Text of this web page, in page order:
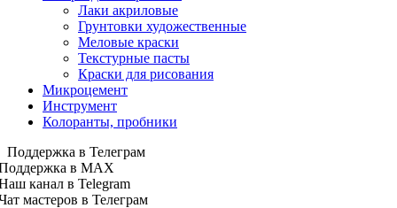
Лаки акриловые
Грунтовки художественные
Меловые краски
Текстурные пасты
Краски для рисования
Микроцемент
Инструмент
Колоранты, пробники
Поддержка в Телеграм
в MAX
канал в Telegram
мастеров в Телеграм